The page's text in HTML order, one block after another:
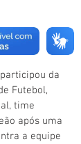
da
Futebol,
time
após uma
a equipe